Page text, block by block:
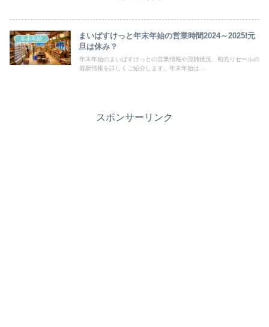
年末年始
まいばすけっと年末年始の営業時間2024～2025!元
旦は休み？
年末年始のまいばすけっとの営業情報や混雑状況、初売りセールの
最新情報を詳しくご紹介します。年末年始は...
スポンサーリンク